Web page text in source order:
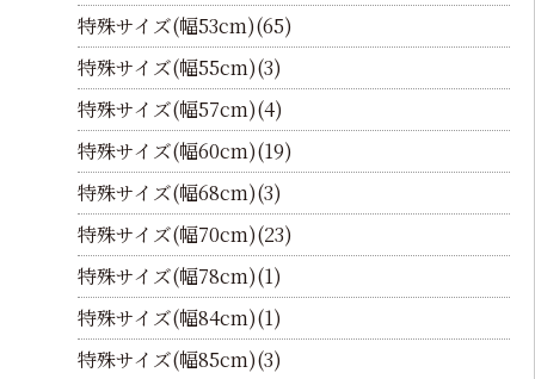
特殊サイズ(幅53cm)(65)
特殊サイズ(幅55cm)(3)
特殊サイズ(幅57cm)(4)
特殊サイズ(幅60cm)(19)
特殊サイズ(幅68cm)(3)
特殊サイズ(幅70cm)(23)
特殊サイズ(幅78cm)(1)
特殊サイズ(幅84cm)(1)
特殊サイズ(幅85cm)(3)